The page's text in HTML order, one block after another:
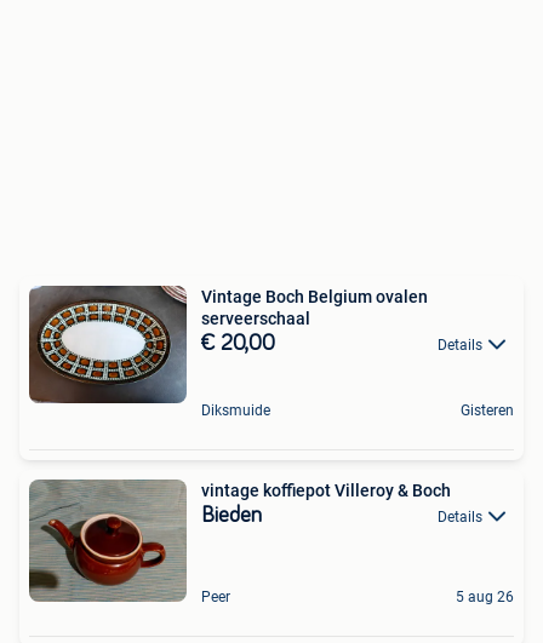
Vintage Boch Belgium ovalen
serveerschaal
€ 20,00 Details
Diksmuide Gisteren
vintage koffiepot Villeroy & Boch
Bieden Details
Peer 5 aug 26